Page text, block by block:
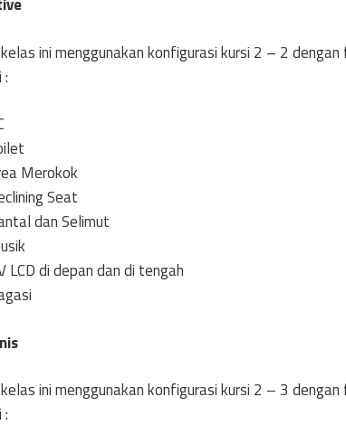
ini menggunakan konfigurasi kursi 2 – 2
:
Merokok
Seat
dan Selimut
LCD di depan dan di tengah
ini menggunakan konfigurasi kursi 2 – 3
: